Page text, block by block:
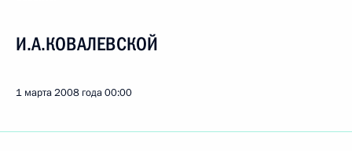
И.А.КОВАЛЕВСКОЙ
1 марта 2008 года00:00